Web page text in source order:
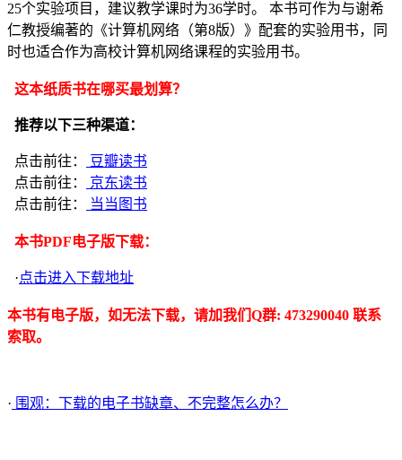
25个实验项目，建议教学课时为36学时。 本书可作为与谢希
仁教授编著的《计算机网络（第8版）》配套的实验用书，同
时也适合作为高校计算机网络课程的实验用书。
这本纸质书在哪买最划算？
推荐以下三种渠道：
点击前往：
豆瓣读书
点击前往：
京东读书
点击前往：
当当图书
本书PDF电子版下载：
·点击进入下载地址
本书有电子版，如无法下载，请加我们Q群: 473290040 联系
索取。
· 围观：下载的电子书缺章、不完整怎么办？